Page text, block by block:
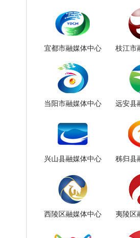
宜都市融媒体中心 枝江市
当阳市融媒体中心 远安县
兴山县融媒体中心 秭归县
西陵区融媒体中心 夷陵区